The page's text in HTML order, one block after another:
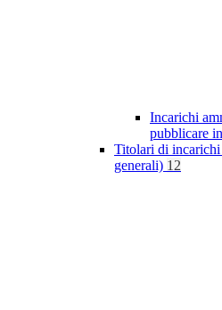
Incarichi
pubblicare
Titolari di
generali) 12